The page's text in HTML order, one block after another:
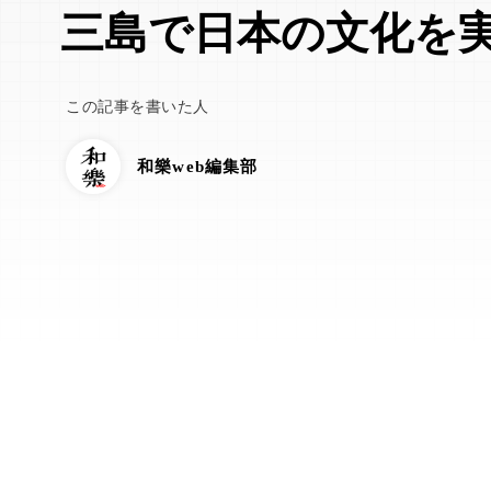
三島で日本の文化を
この記事を書いた人
和樂web編集部